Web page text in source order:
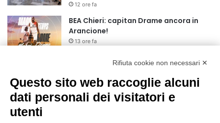
12 ore fa
BEA Chieri: capitan Drame ancora in
Arancione!
13 ore fa
Novità al Museo di Arte Sacra di Viù
Rifiuta cookie non necessari ✕
Questo sito web raccoglie alcuni
dati personali dei visitatori e
utenti